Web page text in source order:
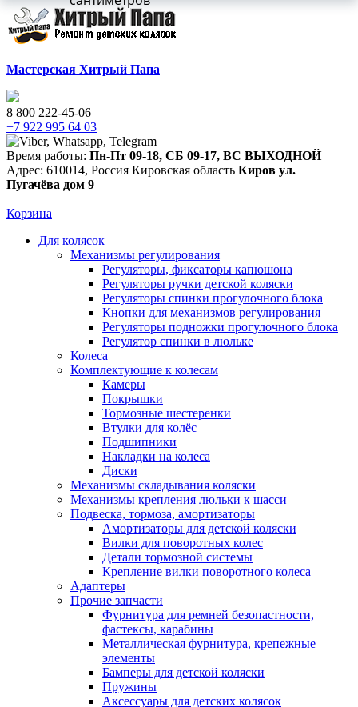
Мастерская Хитрый Папа
8 800 222-45-06
+7 922 995 64 03
Время работы: Пн-Пт 09-18, СБ 09-17, ВС ВЫХОДНОЙ
Адрес: 610014, Россия Кировская область Киров ул.
Пугачёва дом 9
Корзина
Для колясок
Механизмы регулирования
Регуляторы, фиксаторы капюшона
Регуляторы ручки детской коляски
Регуляторы спинки прогулочного блока
Кнопки для механизмов регулирования
Регуляторы подножки прогулочного блока
Регулятор спинки в люльке
Колеса
Комплектующие к колесам
Камеры
Покрышки
Тормозные шестеренки
Втулки для колёс
Подшипники
Накладки на колеса
Диски
Механизмы складывания коляски
Механизмы крепления люльки к шасси
Подвеска, тормоза, амортизаторы
Амортизаторы для детской коляски
Вилки для поворотных колес
Детали тормозной системы
Крепление вилки поворотного колеса
Адаптеры
Прочие запчасти
Фурнитура для ремней безопастности,
фастексы, карабины
Металлическая фурнитура, крепежные
элементы
Бамперы для детской коляски
Пружины
Аксессуары для детских колясок